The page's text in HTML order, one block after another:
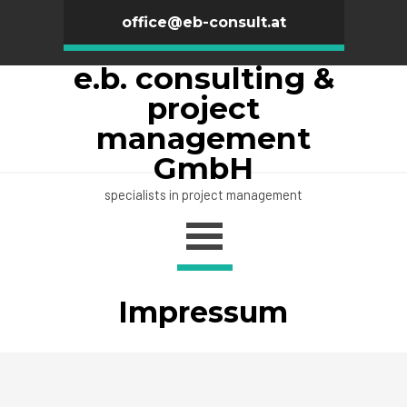
office@eb-consult.at
e.b. consulting &
project
management
GmbH
specialists in project management
Impressum